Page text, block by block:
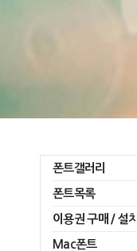
폰트갤러리
폰트목록
이용권 구매 / 설치
Mac폰트